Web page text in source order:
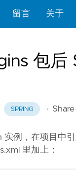
留言 关于
包后
SPRING ·
例，在项目中
里加上：